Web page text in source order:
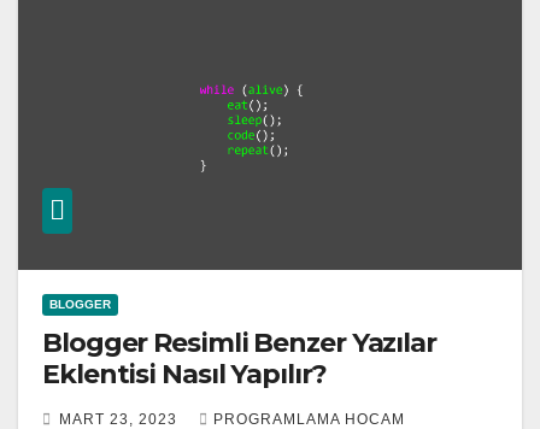
BLOGGER
Blogger Resimli Benzer Yazılar
Eklentisi Nasıl Yapılır?
MART 23, 2023 PROGRAMLAMA HOCAM